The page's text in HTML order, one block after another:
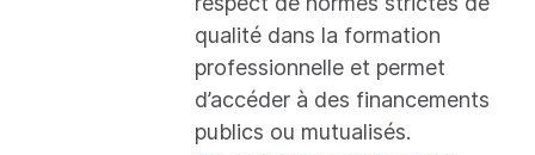
qualité dans la formation
professionnelle et permet
d’accéder à des financements
publics ou mutualisés.